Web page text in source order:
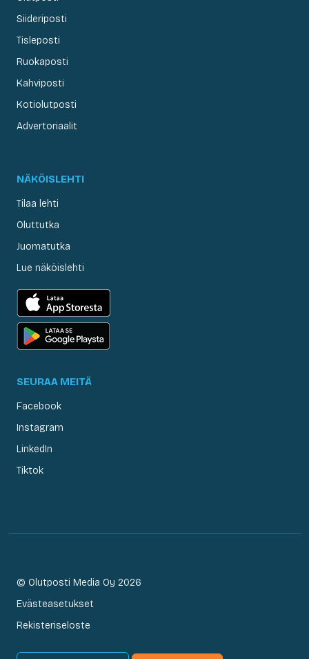
Siideriposti
Tisleposti
Ruokaposti
Kahviposti
Kotiolutposti
Advertoriaalit
NÄKÖISLEHTI
Tilaa lehti
Oluttutka
Juomatutka
Lue näköislehti
SEURAA MEITÄ
Facebook
Instagram
LinkedIn
Tiktok
© Olutposti Media Oy 2026
Evästeasetukset
Rekisteriseloste